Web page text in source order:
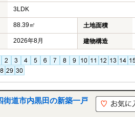
3LDK
88.39㎡ 土地面積
2026年8月 建物構造
道市内黒田の新築一戸